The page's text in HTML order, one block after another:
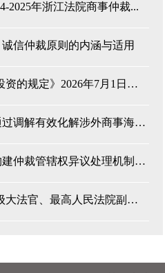
2025年浙江法院商事仲裁...
信仲裁原则的内涵与适用
《国务院关于对外投资的规定》2026年7月1日起施...
仲裁理论 | 黄进：通过调解有效化解涉外商事海事纠...
仲裁理论 | 董箫：构建仲裁管辖权异议处理机制的中...
中华人民共和国二级大法官、最高人民法院副院长高晓力...